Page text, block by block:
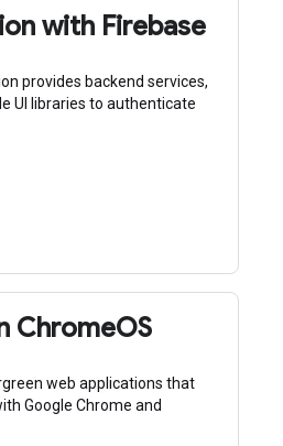
with Firebase
provides backend services,
UI libraries to authenticate
ChromeOS
web applications that
Google Chrome and